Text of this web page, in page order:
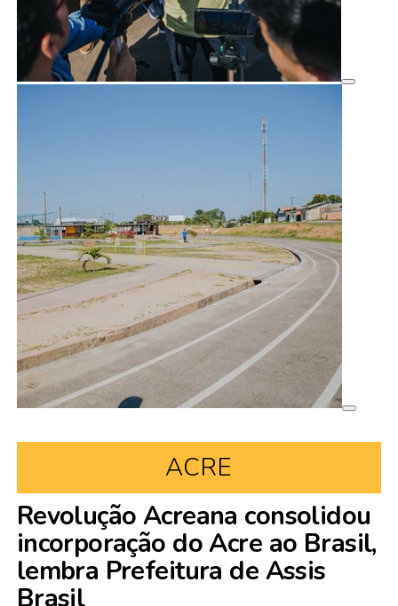
ACRE
Revolução Acreana consolidou
incorporação do Acre ao Brasil,
lembra Prefeitura de Assis
Brasil